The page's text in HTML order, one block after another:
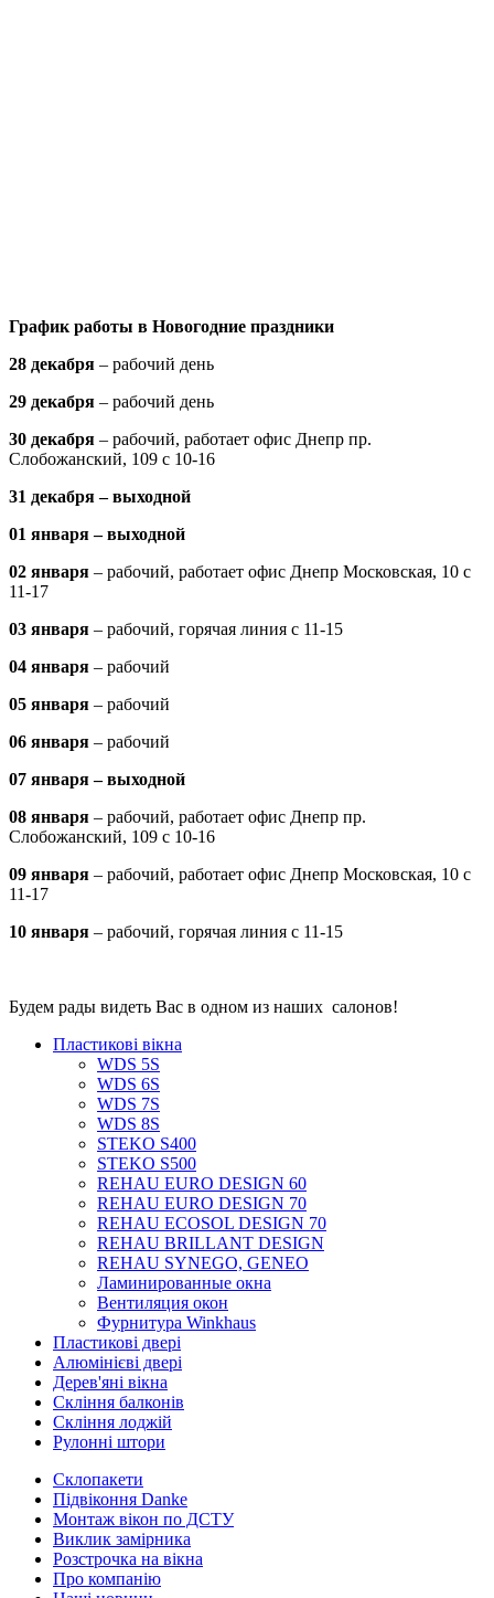
График работы в Новогодние праздники
28 декабря – рабочий день
29 декабря – рабочий день
30 декабря – рабочий, работает офис Днепр пр.
Слобожанский, 109 с 10-16
31 декабря – выходной
01 января – выходной
02 января – рабочий, работает офис Днепр Московская, 10 с
11-17
03 января – рабочий, горячая линия с 11-15
04 января – рабочий
05 января – рабочий
06 января – рабочий
07 января – выходной
08 января – рабочий, работает офис Днепр пр.
Слобожанский, 109 с 10-16
09 января – рабочий, работает офис Днепр Московская, 10 с
11-17
10 января – рабочий, горячая линия с 11-15
Будем рады видеть Вас в одном из наших салонов!
Пластикові вікна
WDS 5S
WDS 6S
WDS 7S
WDS 8S
STEKO S400
STEKO S500
REHAU EURO DESIGN 60
REHAU EURO DESIGN 70
REHAU ECOSOL DESIGN 70
REHAU BRILLANT DESIGN
REHAU SYNEGO, GENEO
Ламинированные окна
Вентиляция окон
Фурнитура Winkhaus
Пластикові двері
Алюмінієві двері
Дерев'яні вікна
Скління балконів
Скління лоджій
Рулонні штори
Склопакети
Підвіконня Danke
Монтаж вікон по ДСТУ
Виклик замірника
Розстрочка на вікна
Про компанію